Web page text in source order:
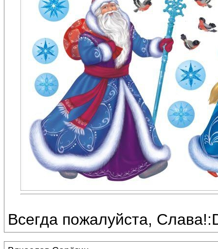
Всегда пожалуйста,